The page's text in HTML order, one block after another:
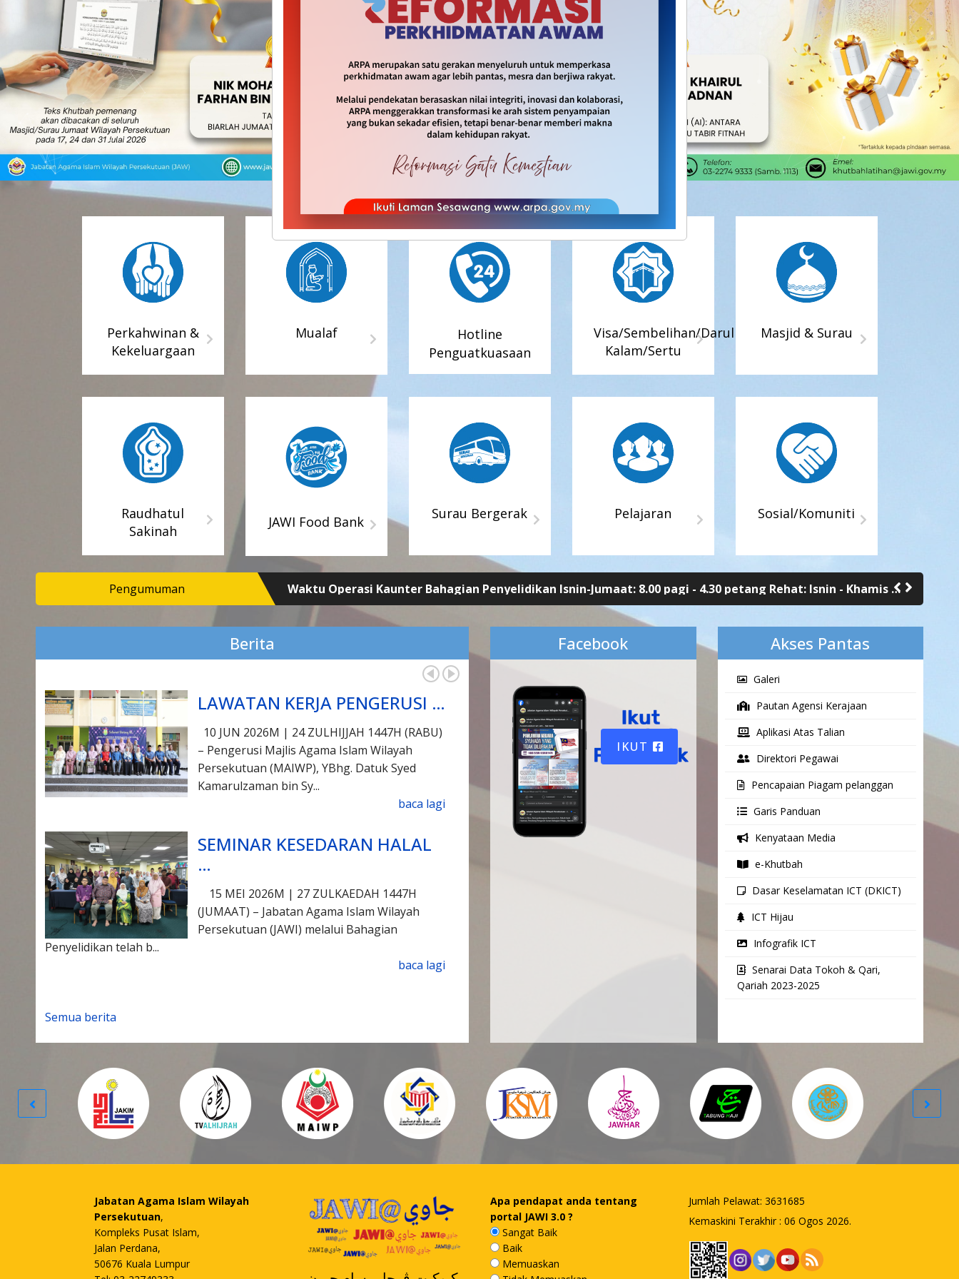
Perkahwinan &
Kekeluargaan
Mualaf
Hotline
Penguatkuasaan
Visa/Sembelihan/Darul
Kalam/Sertu
Masjid & Surau
Raudhatul
Sakinah
JAWI Food Bank Surau Bergerak Pelajaran Sosial/Komuniti
Pengumuman
Waktu Operasi Kaunter Bahagian Penyelidikan Isnin-Jumaat: 8.00 pagi - 4.30 petang Rehat: Isnin - Khamis :
1.00 - 2.00 petang Jumaat: 12.15 tengah hari - 2.45 petang
Sukacitanya dimaklumkan bahawa Jabatan Agama Islam Wilayah Persekutuan telah membuka Pusat
Kaunter Bahagian Pengurusan Dakwah (Cawangan Kebajikan Saudara Baru) beroperasi pada: Isnin hingga
Waktu Operasi Kaunter Bahagian Perkahwinan dan Pembangunan Keluarga Isnin - Jumaat: 8.30 pagi – 4.30
petang Waktu Rehat • Isnin – Khamis: 1.00 tengah hari– 2.00 petang • Jumaat: 12.15 tengah hari – 2.45
Waktu Operasi Kaunter Bahagian Penyelidikan Isnin-Jumaat: 8.00 pagi - 4.30 petang Rehat: Isnin - Khamis :
Sukacitanya dimaklumkan bahawa Jabatan Agama Islam Wilayah Persekutuan telah membuka Pusat
Berita
LAWATAN KERJA PENGERUSI …
10 JUN 2026M | 24 ZULHIJJAH 1447H (RABU)
– Pengerusi Majlis Agama Islam Wilayah
Persekutuan (MAIWP), YBhg. Datuk Syed
Kamarulzaman bin Sy...
baca lagi
SEMINAR KESEDARAN HALAL
…
15 MEI 2026M | 27 ZULKAEDAH 1447H
(JUMAAT) – Jabatan Agama Islam Wilayah
Persekutuan (JAWI) melalui Bahagian
Penyelidikan telah b...
baca lagi
Semua berita
Facebook
IKUT
Akses Pantas
Galeri
Pautan Agensi Kerajaan
Aplikasi Atas Talian
Direktori Pegawai
Pencapaian Piagam pelanggan
Garis Panduan
Kenyataan Media
e-Khutbah
Dasar Keselamatan ICT (DKICT)
ICT Hijau
Infografik ICT
Senarai Data Tokoh & Qari,
Qariah 2023-2025
Jabatan Agama Islam Wilayah
Persekutuan,
Kompleks Pusat Islam,
Jalan Perdana,
50676 Kuala Lumpur
Apa pendapat anda tentang
portal JAWI 3.0 ?
Sangat Baik
Baik
Memuaskan
Jumlah Pelawat: 3631685
Kemaskini Terakhir : 06 Ogos 2026.